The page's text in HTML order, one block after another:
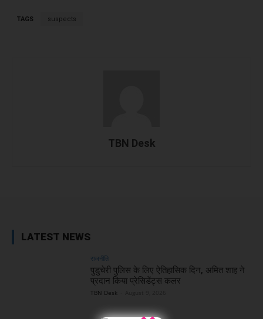
TAGS suspects
TBN Desk
LATEST NEWS
राजनीति
पुडुचेरी पुलिस के लिए ऐतिहासिक दिन, अमित शाह ने
प्रदान किया प्रेसिडेंट्स कलर
TBN Desk